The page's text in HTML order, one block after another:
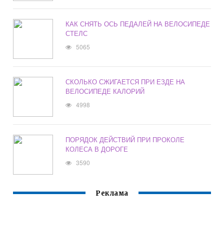
КАК СНЯТЬ ОСЬ ПЕДАЛЕЙ НА ВЕЛОСИПЕДЕ
СТЕЛС
5065
СКОЛЬКО СЖИГАЕТСЯ ПРИ ЕЗДЕ НА
ВЕЛОСИПЕДЕ КАЛОРИЙ
4998
ПОРЯДОК ДЕЙСТВИЙ ПРИ ПРОКОЛЕ
КОЛЕСА В ДОРОГЕ
3590
Реклама